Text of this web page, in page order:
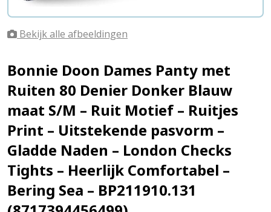
Bekijk alle afbeeldingen
Bonnie Doon Dames Panty met
Ruiten 80 Denier Donker Blauw
maat S/M – Ruit Motief – Ruitjes
Print – Uitstekende pasvorm –
Gladde Naden – London Checks
Tights – Heerlijk Comfortabel –
Bering Sea – BP211910.131